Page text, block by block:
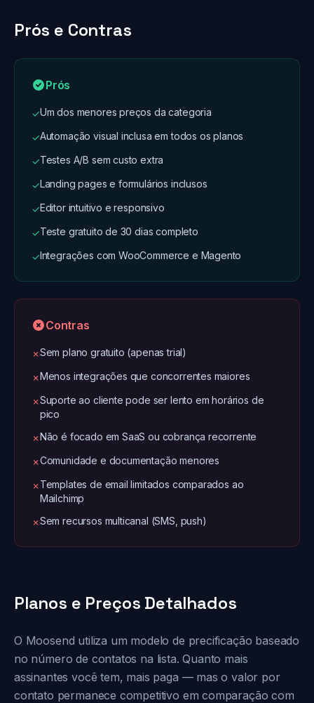
Prós e Contras
Prós
✓Um dos menores preços da categoria
✓Automação visual inclusa em todos os planos
✓Testes A/B sem custo extra
✓Landing pages e formulários inclusos
✓Editor intuitivo e responsivo
✓Teste gratuito de 30 dias completo
✓Integrações com WooCommerce e Magento
Contras
✗Sem plano gratuito (apenas trial)
✗Menos integrações que concorrentes maiores
✗Suporte ao cliente pode ser lento em horários de
pico
✗Não é focado em SaaS ou cobrança recorrente
✗Comunidade e documentação menores
✗Templates de email limitados comparados ao
Mailchimp
✗Sem recursos multicanal (SMS, push)
Planos e Preços Detalhados
O Moosend utiliza um modelo de precificação baseado
no número de contatos na lista. Quanto mais
assinantes você tem, mais paga — mas o valor por
contato permanece competitivo em comparação com